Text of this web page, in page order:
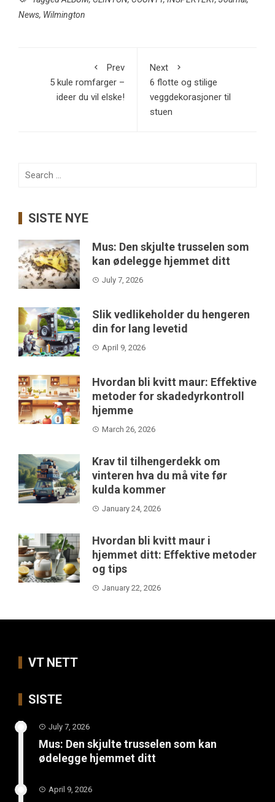
News, Wilmington
Prev
5 kule romfarger –
ideer du vil elske!
Next
6 flotte og stilige
veggdekorasjoner til
stuen
Search
SISTE NYE
Mus: Den skjulte trusselen som
kan ødelegge hjemmet ditt
July 7, 2026
Slik vedlikeholder du hengeren
din for lang levetid
April 9, 2026
Hvordan bli kvitt maur: Effektive
metoder for skadedyrkontroll
hjemme
March 26, 2026
Krav til tilhengerdekk om
vinteren hva du må vite før
kulda kommer
January 24, 2026
Hvordan bli kvitt maur i
hjemmet ditt: Effektive metoder
og tips
January 22, 2026
VT NETT
SISTE
July 7, 2026
Mus: Den skjulte trusselen som kan
ødelegge hjemmet ditt
April 9, 2026